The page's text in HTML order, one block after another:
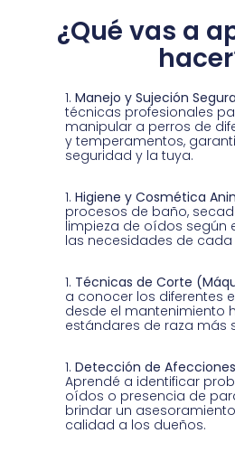
¿Qué vas a
Manejo y Sujeción
técnicas profesionales
manipular a perros de
y temperamentos,
seguridad y la tuya.
Higiene y Cosmética
procesos de baño,
limpieza de oídos según
las necesidades de cada
Técnicas de Corte
a conocer los diferentes
desde el mantenimiento
estándares de raza más
Detección de
Aprendé a identificar
oídos o presencia de
brindar un
calidad a los dueños.